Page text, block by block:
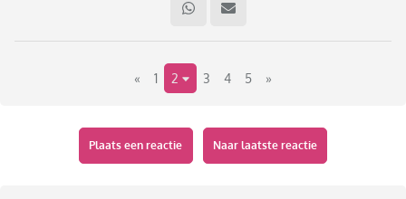
Ben gewoon heel benieuwd en vind hetl euk om verschillende
ervaringen te horen. Probeer het netjes te houden en betrek
zijn waarde.
« 1 2 3 4 5 »
Plaats een reactie Naar laatste reactie